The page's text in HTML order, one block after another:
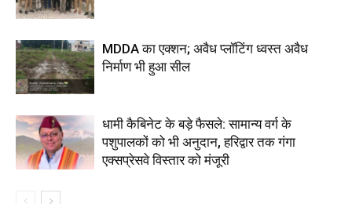
MDDA का एक्शन; अवैध प्लॉटिंग ध्वस्त अवैध
निर्माण भी हुआ सील
धामी कैबिनेट के बड़े फैसले: सामान्य वर्ग के
पशुपालकों को भी अनुदान, हरिद्वार तक गंगा
एक्सप्रेसवे विस्तार को मंजूरी